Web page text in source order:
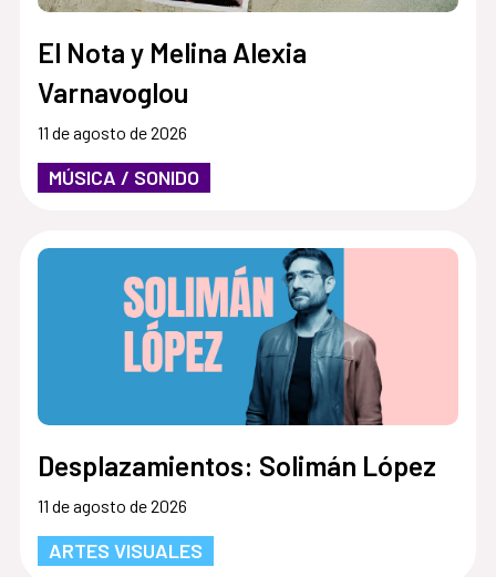
El Nota y Melina Alexia
Varnavoglou
11 de agosto de 2026
MÚSICA / SONIDO
Desplazamientos: Solimán López
11 de agosto de 2026
ARTES VISUALES